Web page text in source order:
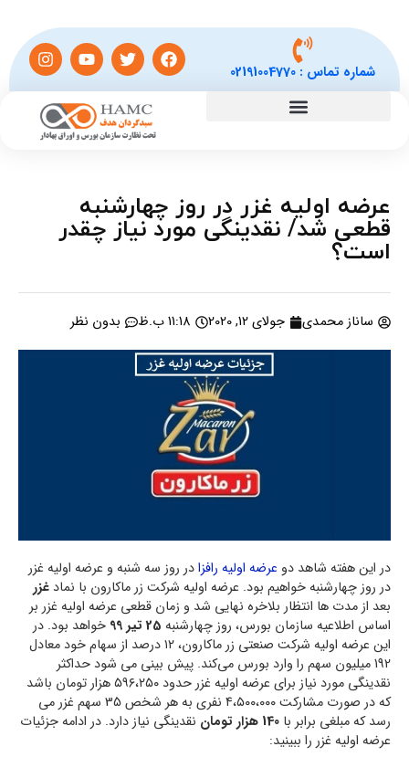
شماره تماس :02191004770
عرضه اولیه غزر در روز چهارشنبه
قطعی شد/ نقدینگی مورد نیاز چقدر
است؟
ساناز محمدی جولای 12, 2020 11:18 ب.ظ بدون نظر
در این هفته شاهد دو عرضه اولیه رافزادر روز سه شنبه و عرضه اولیه غزر
در روز چهارشنبه خواهیم بود. عرضه اولیه شرکت زر ماکارون با نماد غزر
بعد از مدت ها انتظار بلاخره نهایی شد و زمان قطعی عرضه اولیه غزر بر
اساس اطلاعیه سازمان بورس، روز چهارشنبه 25 تیر 99
خواهد بود. در
این عرضه اولیه شرکت صنعتی زر ماکارون، ۱۲ درصد از سهام خود معادل
192 میلیون سهم را وارد بورس می‌کند. پیش بینی می شود حداکثر
نقدینگی مورد نیاز برای عرضه اولیه غزر حدود ۵۹۶،۲۵۰ هزار تومان باشد
که در صورت مشارکت ۴،۵۰۰،۰۰۰ نفری به هر شخص 35 سهم غزر می
رسد که مبلغی برابر با 140 هزار تومان
نقدینگی نیاز دارد. در ادامه جزئیات
عرضه اولیه غزر را ببینید: